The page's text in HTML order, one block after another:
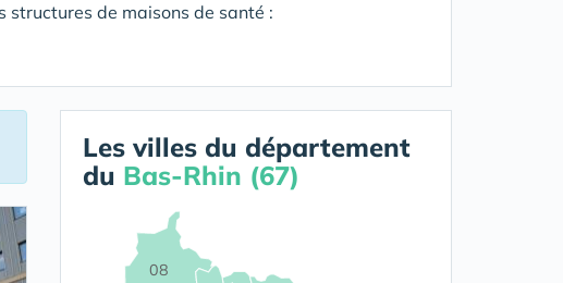
structures de maisons de santé :
Les villes du département
du Bas-Rhin (67)
08